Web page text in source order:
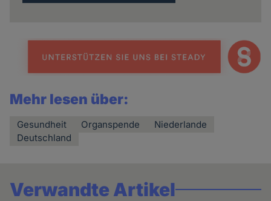
Mehr lesen über:
Gesundheit Organspende
Niederlande
Deutschland
Verwandte Artikel